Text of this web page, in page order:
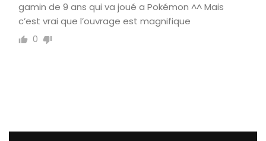
gamin de 9 ans qui va joué a Pokémon ^^ Mais
c’est vrai que l’ouvrage est magnifique
0